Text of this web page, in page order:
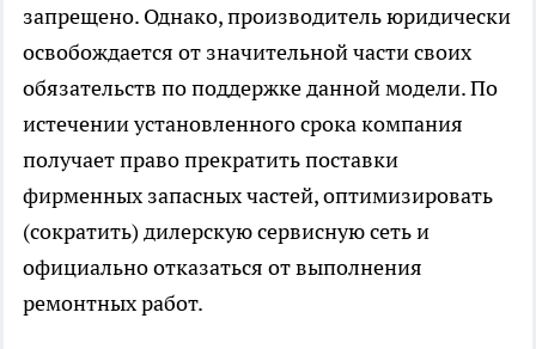
запрещено. Однако, производитель юридически
освобождается от значительной части своих
обязательств по поддержке данной модели. По
истечении установленного срока компания
получает право прекратить поставки
фирменных запасных частей, оптимизировать
(сократить) дилерскую сервисную сеть и
официально отказаться от выполнения
ремонтных работ.